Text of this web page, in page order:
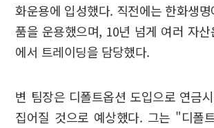
화운용에 입성했다. 직전에는 한화생
품을 운용했으며, 10년 넘게 여러 자
에서 트레이딩을 담당했다.
변 팀장은 디폴트옵션 도입으로 연금
집어질 것으로 예상했다. 그는 "디폴